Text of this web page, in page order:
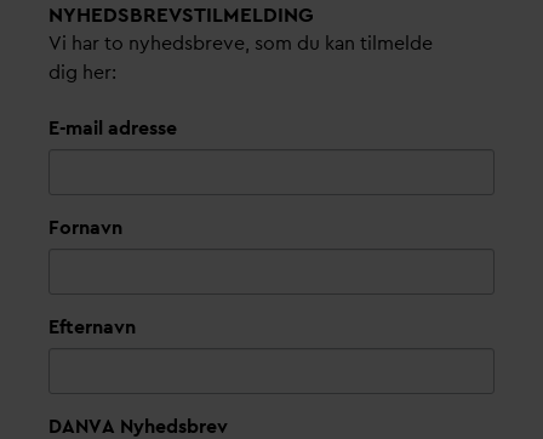
NYHEDSBREVS­TILMELDING
Vi har to nyhedsbreve, som du kan tilmelde
dig her:
E-mail adresse
Fornavn
Efternavn
DANVA Nyhedsbrev